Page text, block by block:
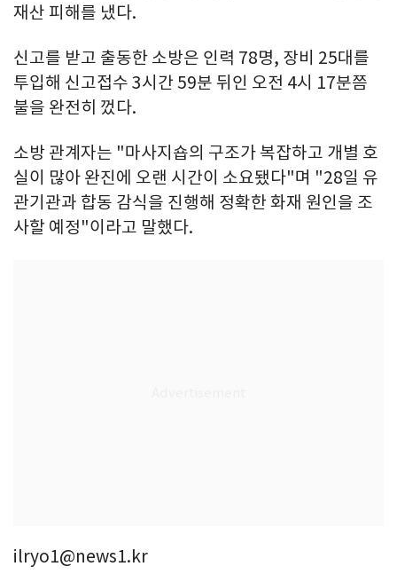
재산 피해를 냈다.
신고를 받고 출동한 소방은 인력 78명, 장비 25대를
투입해 신고접수 3시간 59분 뒤인 오전 4시 17분쯤
불을 완전히 껐다.
소방 관계자는 "마사지숍의 구조가 복잡하고 개별 호
실이 많아 완진에 오랜 시간이 소요됐다"며 "28일 유
관기관과 합동 감식을 진행해 정확한 화재 원인을 조
사할 예정"이라고 말했다.
ilryo1@news1.kr